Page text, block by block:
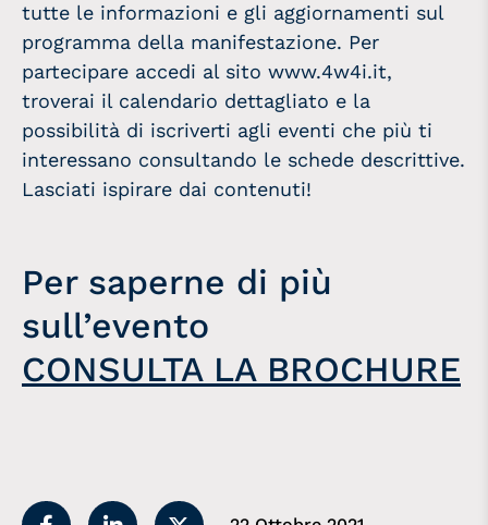
tutte le informazioni e gli aggiornamenti sul
programma della manifestazione. Per
partecipare accedi al sito www.4w4i.it,
troverai il calendario dettagliato e la
possibilità di iscriverti agli eventi che più ti
interessano consultando le schede descrittive.
Lasciati ispirare dai contenuti!
Per saperne di più
sull’evento
CONSULTA LA BROCHURE